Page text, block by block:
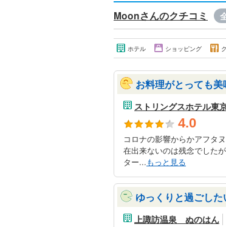
Moonさんのクチコミ
ホテル ショッピング
お料理がとっても美
ストリングスホテル東
4.0
コロナの影響からかアフタ
在出来ないのは残念でした
ター...もっと見る
ゆっくりと過ごした
上諏訪温泉 ぬのはん